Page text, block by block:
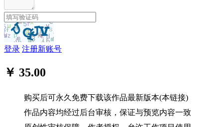
登录 注册新账号
￥ 35.00
购买后可永久免费下载该作品最新版本(本链接)
作品内容均经过后台审核，保证与预览内容一致